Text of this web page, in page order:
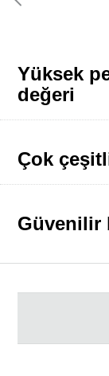
Yüksek
değeri
Çok
Güvenilir